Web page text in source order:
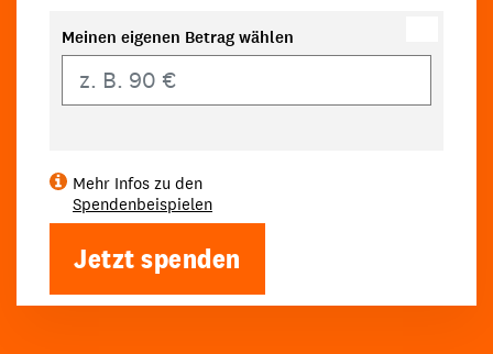
Meinen eigenen Betrag wählen
Mehr Infos zu den
Spendenbeispielen
Jetzt spenden